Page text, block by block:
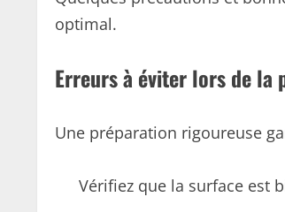
optimal.
Erreurs à éviter lors de la
Une préparation rigoureuse
Vérifiez que la surface est